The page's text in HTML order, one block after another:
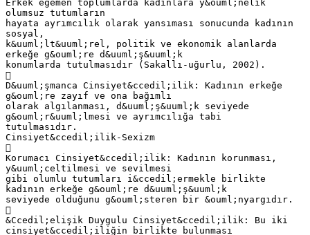
Erkek egemen toplumlarda kadınlara y&ouml;nelik
olumsuz tutumların
hayata ayrımcılık olarak yansıması sonucunda kadının
sosyal,
k&uuml;lt&uuml;rel, politik ve ekonomik alanlarda
erkeğe g&ouml;re d&uuml;ş&uuml;k
konumlarda tutulmasıdır (Sakallı-uğurlu, 2002).

D&uuml;şmanca Cinsiyet&ccedil;ilik: Kadının erkeğe
g&ouml;re zayıf ve ona bağımlı
olarak algılanması, d&uuml;ş&uuml;k seviyede
g&ouml;r&uuml;lmesi ve ayrımcılığa tabi
tutulmasıdır.
Cinsiyet&ccedil;ilik-Sexizm

Korumacı Cinsiyet&ccedil;ilik: Kadının korunması,
y&uuml;celtilmesi ve sevilmesi
gibi olumlu tutumları i&ccedil;ermekle birlikte
kadının erkeğe g&ouml;re d&uuml;ş&uuml;k
seviyede olduğunu g&ouml;steren bir &ouml;nyargıdır.

&Ccedil;elişik Duygulu Cinsiyet&ccedil;ilik: Bu iki
cinsiyet&ccedil;iliğin birlikte bulunması